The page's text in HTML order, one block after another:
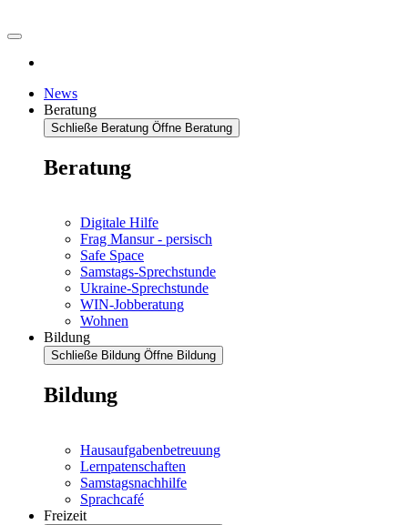
News
Beratung
Schließe Beratung Öffne Beratung
Beratung
Digitale Hilfe
Frag Mansur - persisch
Safe Space
Samstags-Sprechstunde
Ukraine-Sprechstunde
WIN-Jobberatung
Wohnen
Bildung
Schließe Bildung Öffne Bildung
Bildung
Hausaufgabenbetreuung
Lernpatenschaften
Samstagsnachhilfe
Sprachcafé
Freizeit